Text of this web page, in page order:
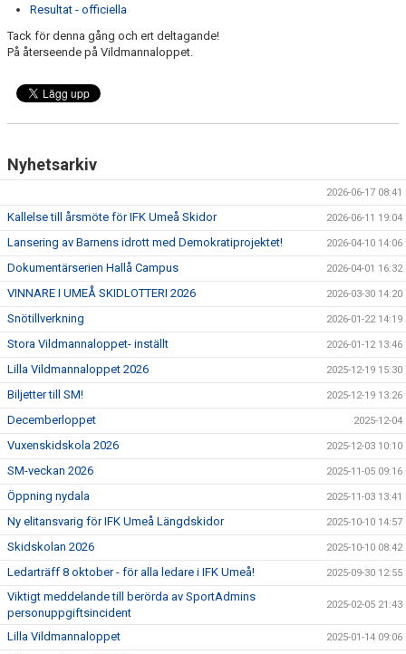
Resultat - officiella
Tack för denna gång och ert deltagande!
På återseende på Vildmannaloppet.
Nyhetsarkiv
2026-06-17 08:41
Kallelse till årsmöte för IFK Umeå Skidor 2026-06-11 19:04
Lansering av Barnens idrott med Demokratiprojektet! 2026-04-10 14:06
Dokumentärserien Hallå Campus 2026-04-01 16:32
VINNARE I UMEÅ SKIDLOTTERI 2026 2026-03-30 14:20
Snötillverkning 2026-01-22 14:19
Stora Vildmannaloppet- inställt 2026-01-12 13:46
Lilla Vildmannaloppet 2026 2025-12-19 15:30
Biljetter till SM! 2025-12-19 13:26
Decemberloppet 2025-12-04
Vuxenskidskola 2026 2025-12-03 10:10
SM-veckan 2026 2025-11-05 09:16
Öppning nydala 2025-11-03 13:41
Ny elitansvarig för IFK Umeå Längdskidor 2025-10-10 14:57
Skidskolan 2026 2025-10-10 08:42
Ledarträff 8 oktober - för alla ledare i IFK Umeå! 2025-09-30 12:55
Viktigt meddelande till berörda av SportAdmins
personuppgiftsincident
2025-02-05 21:43
Lilla Vildmannaloppet 2025-01-14 09:06